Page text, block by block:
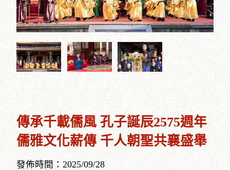
傳承千載儒風 孔子誕辰2575週年
儒雅文化薪傳 千人朝聖共襄盛舉
發佈時間：2025/09/28